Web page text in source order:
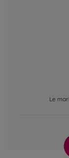
Le